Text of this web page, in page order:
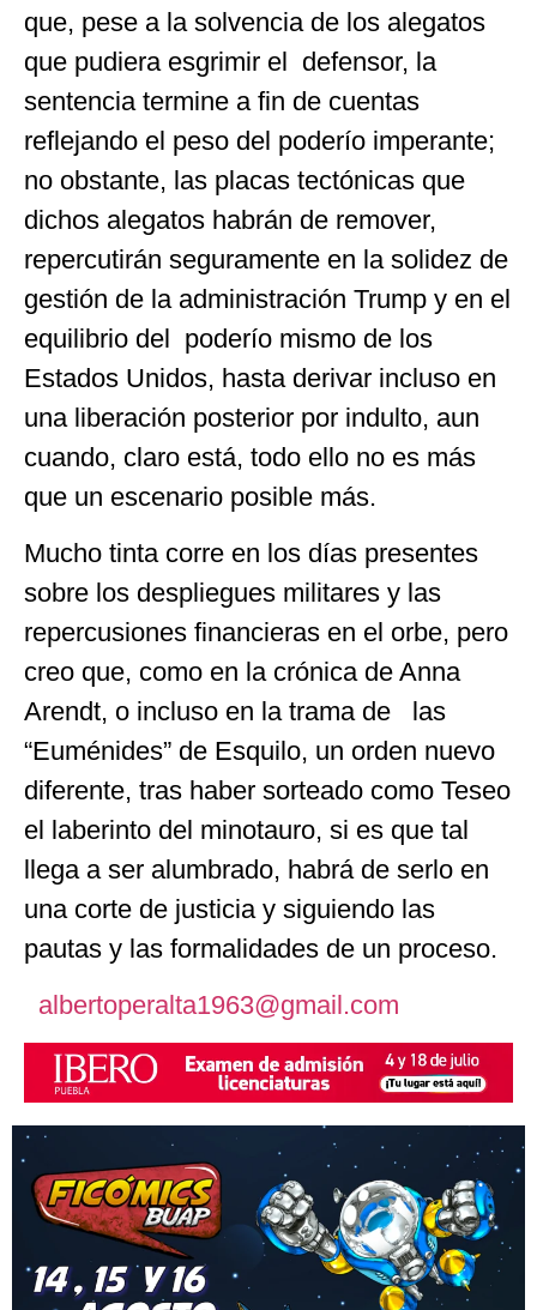
que, pese a la solvencia de los alegatos
que pudiera esgrimir el defensor, la
sentencia termine a fin de cuentas
reflejando el peso del poderío imperante;
no obstante, las placas tectónicas que
dichos alegatos habrán de remover,
repercutirán seguramente en la solidez de
gestión de la administración Trump y en el
equilibrio del poderío mismo de los
Estados Unidos, hasta derivar incluso en
una liberación posterior por indulto, aun
cuando, claro está, todo ello no es más
que un escenario posible más.
Mucho tinta corre en los días presentes
sobre los despliegues militares y las
repercusiones financieras en el orbe, pero
creo que, como en la crónica de Anna
Arendt, o incluso en la trama de las
“Euménides” de Esquilo, un orden nuevo
diferente, tras haber sorteado como Teseo
el laberinto del minotauro, si es que tal
llega a ser alumbrado, habrá de serlo en
una corte de justicia y siguiendo las
pautas y las formalidades de un proceso.
albertoperalta1963@gmail.com